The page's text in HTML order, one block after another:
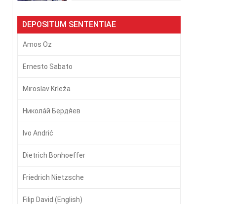
DEPOSITUM SENTENTIAE
Amos Oz
Ernesto Sabato
Miroslav Krleža
Никола́й Бердя́ев
Ivo Andrić
Dietrich Bonhoeffer
Friedrich Nietzsche
Filip David (English)